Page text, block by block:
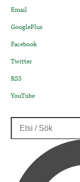
Email
GooglePlus
Facebook
Twitter
RSS
YouTube